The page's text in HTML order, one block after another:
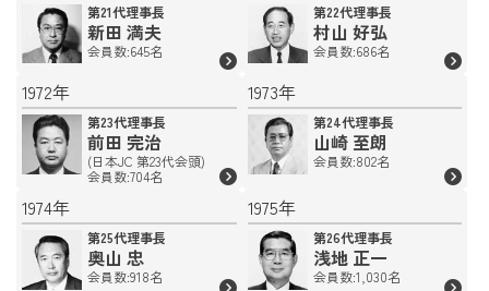
第21代理事長
新田 満夫
会員数:645名
第22代理事長
村山 好弘
会員数:686名
1972年
第23代理事長
前田 完治
(日本JC 第23代会頭)
会員数:704名
1973年
第24代理事長
山崎 至朗
会員数:802名
1974年
第25代理事長
奥山 忠
会員数:918名
1975年
第26代理事長
浅地 正一
会員数:1,030名